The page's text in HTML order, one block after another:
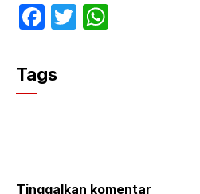
F
c
e
T
Tags
Tinggalkan komentar